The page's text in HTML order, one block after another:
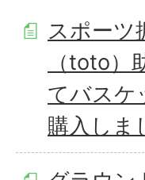
スポーツ
（toto）
てバスケ
購入しま